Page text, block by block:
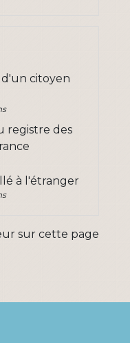
citoyen
registre des
à l'étranger
sur cette page